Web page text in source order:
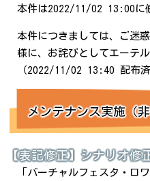
本件は2022/11/02 13:00に
本件につきましては、ご迷
様に、お詫びとしてエーテ
（2022/11/02 13:40 配布済
メンテナンス実施（非
【表記修正】シナリオ修
「バーチャルフェスタ・ロ